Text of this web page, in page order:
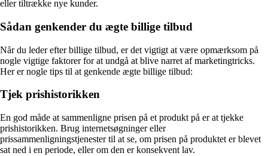
eller tiltrække nye kunder.
Sådan genkender du ægte billige tilbud
Når du leder efter billige tilbud, er det vigtigt at være opmærksom på
nogle vigtige faktorer for at undgå at blive narret af marketingtricks.
Her er nogle tips til at genkende ægte billige tilbud:
Tjek prishistorikken
En god måde at sammenligne prisen på et produkt på er at tjekke
prishistorikken. Brug internetsøgninger eller
prissammenligningstjenester til at se, om prisen på produktet er blevet
sat ned i en periode, eller om den er konsekvent lav.